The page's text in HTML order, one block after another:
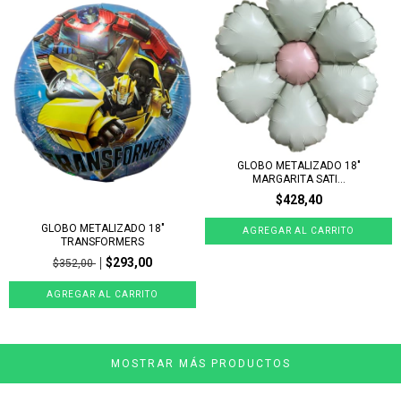
GLOBO METALIZADO 18"
TRANSFORMERS
$352,00
$293,00
GLOBO METALIZADO 18"
MARGARITA SATI...
$428,40
MOSTRAR MÁS PRODUCTOS